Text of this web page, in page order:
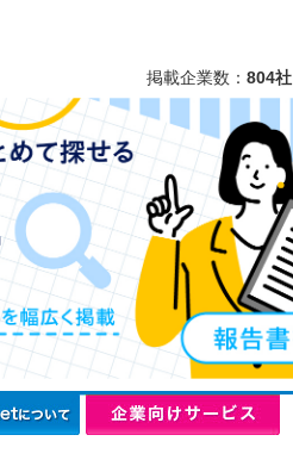
掲載企業数： 804社